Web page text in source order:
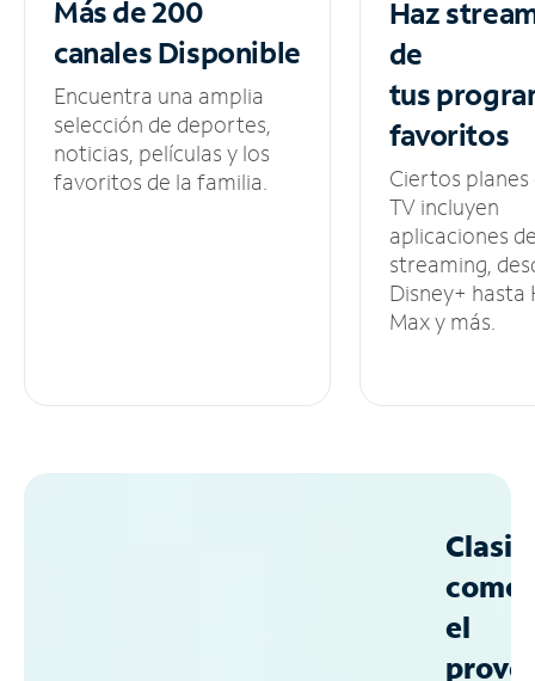
Más de 200
canalesDisponible
Encuentra una amplia
selección de deportes,
noticias, películas y los
favoritos de la familia.
Haz
de
tus
favoritos
Ciertos planes
TV incluyen
aplicaciones
streaming,
Disney+ hasta
Max y más.
como
el